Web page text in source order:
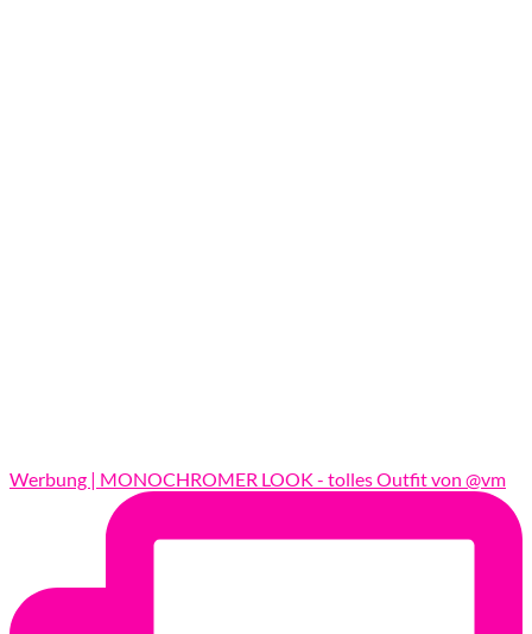
Werbung | MONOCHROMER LOOK - tolles Outfit von @vm